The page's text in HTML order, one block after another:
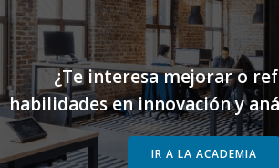
¿Te interesa mejorar o
habilidades en innovación y
IR A LA ACADEMIA